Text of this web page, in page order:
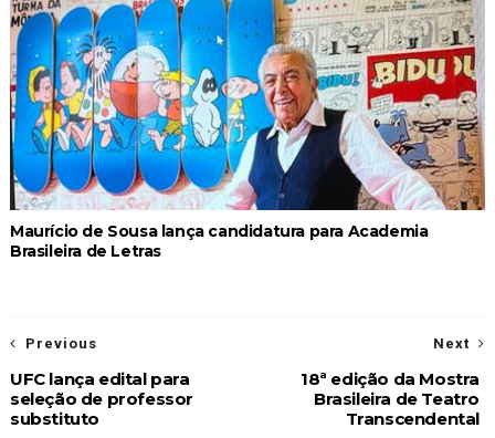
Maurício de Sousa lança candidatura para Academia
Brasileira de Letras
Next
18ª edição da Mostra
Brasileira de Teatro
Transcendental
Previous
UFC lança edital para
seleção de professor
substituto